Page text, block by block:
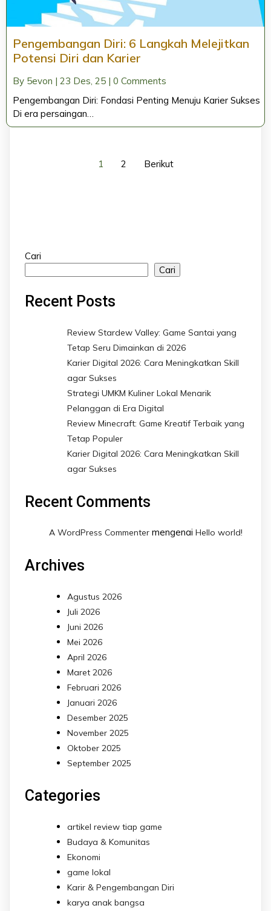
Pengembangan Diri: 6 Langkah Melejitkan
Potensi Diri dan Karier
By 5evon | 23 Des, 25 | 0 Comments
Pengembangan Diri: Fondasi Penting Menuju Karier Sukses
Di era persaingan…
1 2 Berikut
Cari
Cari
Recent Posts
Review Stardew Valley: Game Santai yang
Tetap Seru Dimainkan di 2026
Karier Digital 2026: Cara Meningkatkan Skill
agar Sukses
Strategi UMKM Kuliner Lokal Menarik
Pelanggan di Era Digital
Review Minecraft: Game Kreatif Terbaik yang
Tetap Populer
Karier Digital 2026: Cara Meningkatkan Skill
agar Sukses
Recent Comments
A WordPress Commenter mengenai Hello world!
Archives
Agustus 2026
Juli 2026
Juni 2026
Mei 2026
April 2026
Maret 2026
Februari 2026
Januari 2026
Desember 2025
November 2025
Oktober 2025
September 2025
Categories
artikel review tiap game
Budaya & Komunitas
Ekonomi
game lokal
Karir & Pengembangan Diri
karya anak bangsa